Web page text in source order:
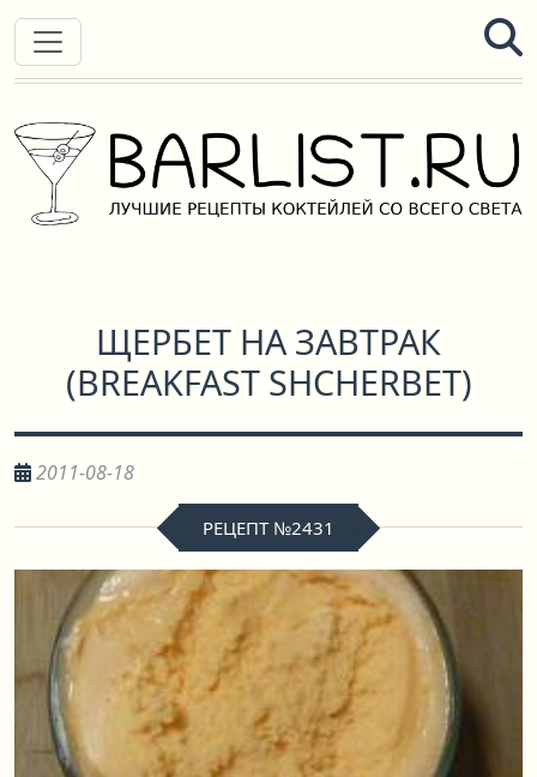
ЩЕРБЕТ НА ЗАВТРАК
(BREAKFAST SHCHERBET)
2011-08-18
РЕЦЕПТ №2431